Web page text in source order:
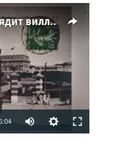
Домик у океана. Как выглядит вилла для Людмилы Путиной – репортаж с юга Франции
available